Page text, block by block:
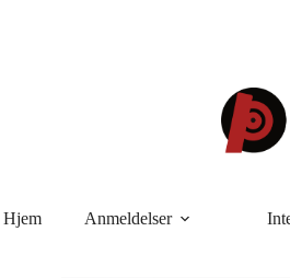
Hjem Anmeldelser